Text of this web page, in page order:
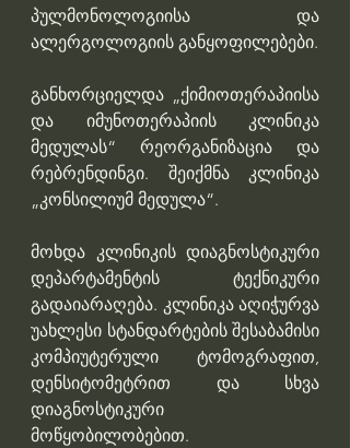
პულმონოლოგიისა და
განხორციელდა „ქიმიოთერაპიისა
და იმუნოთერაპიის კლინიკა
მედულას“ რეორგანიზაცია და
რებრენდინგი. შეიქმნა კლინიკა
„კონსილიუმ მედულა“.
მოხდა კლინიკის დიაგნოსტიკური
დეპარტამენტის ტექნიკური
გადაიარაღება. კლინიკა აღიჭურვა
უახლესი სტანდარტების შესაბამისი
კომპიუტერული ტომოგრაფით,
დენსიტომეტრით და სხვა
დიაგნოსტიკური
მოწყობილობებით.